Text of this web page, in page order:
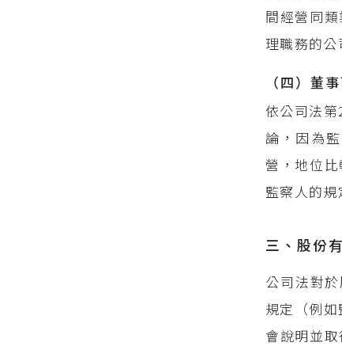
間經營同
理職務的公
（四）董
依公司法
論，因為
營，地位
監察人的
三、股份
公司法對
規定（例
會說明並